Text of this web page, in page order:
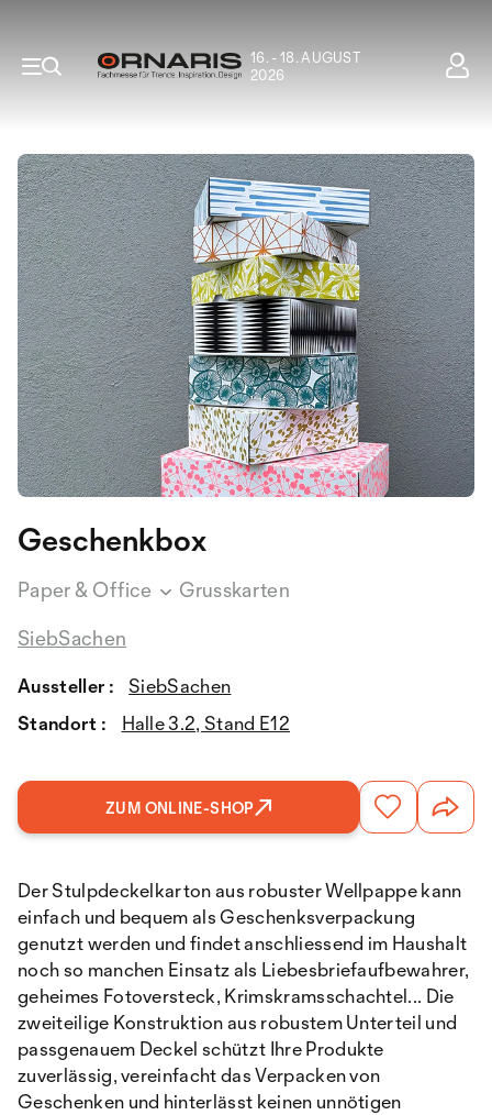
16. - 18. AUGUST
2026
Geschenkbox
Paper & Office
Grusskarten
SiebSachen
Aussteller :
SiebSachen
Standort :
Halle 3.2, Stand E12
ZUM ONLINE-SHOP
Der Stulpdeckelkarton aus robuster Wellpappe kann
einfach und bequem als Geschenksverpackung
genutzt werden und findet anschliessend im Haushalt
noch so manchen Einsatz als Liebesbriefaufbewahrer,
geheimes Fotoversteck, Krimskramsschachtel... Die
zweiteilige Konstruktion aus robustem Unterteil und
passgenauem Deckel schützt Ihre Produkte
zuverlässig, vereinfacht das Verpacken von
Geschenken und hinterlässt keinen unnötigen